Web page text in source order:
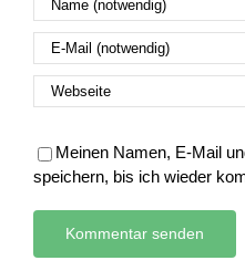
Meinen Namen, E-Mail
speichern, bis ich wieder